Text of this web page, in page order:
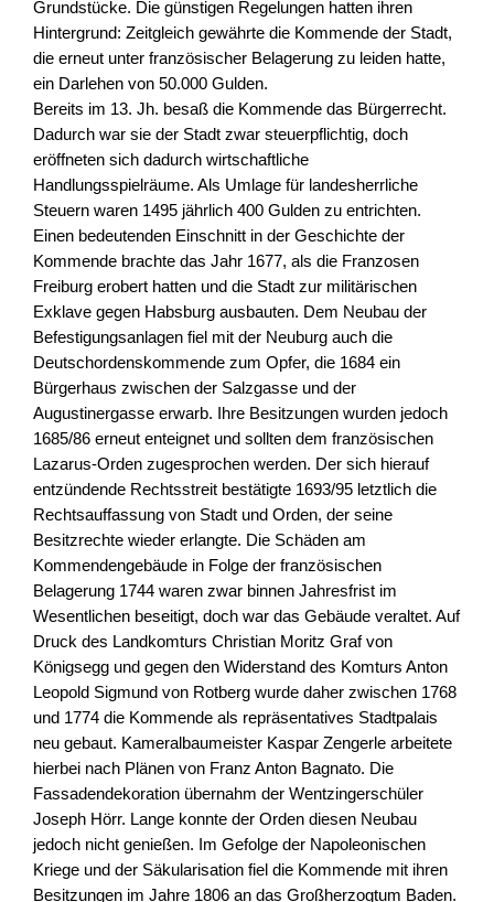
Grundstücke. Die günstigen Regelungen hatten ihren
Hintergrund: Zeitgleich gewährte die Kommende der Stadt,
die erneut unter französischer Belagerung zu leiden hatte,
ein Darlehen von 50.000 Gulden.
Bereits im 13. Jh. besaß die Kommende das Bürgerrecht.
Dadurch war sie der Stadt zwar steuerpflichtig, doch
eröffneten sich dadurch wirtschaftliche
Handlungsspielräume. Als Umlage für landesherrliche
Steuern waren 1495 jährlich 400 Gulden zu entrichten.
Einen bedeutenden Einschnitt in der Geschichte der
Kommende brachte das Jahr 1677, als die Franzosen
Freiburg erobert hatten und die Stadt zur militärischen
Exklave gegen Habsburg ausbauten. Dem Neubau der
Befestigungsanlagen fiel mit der Neuburg auch die
Deutschordenskommende zum Opfer, die 1684 ein
Bürgerhaus zwischen der Salzgasse und der
Augustinergasse erwarb. Ihre Besitzungen wurden jedoch
1685/86 erneut enteignet und sollten dem französischen
Lazarus-Orden zugesprochen werden. Der sich hierauf
entzündende Rechtsstreit bestätigte 1693/95 letztlich die
Rechtsauffassung von Stadt und Orden, der seine
Besitzrechte wieder erlangte. Die Schäden am
Kommendengebäude in Folge der französischen
Belagerung 1744 waren zwar binnen Jahresfrist im
Wesentlichen beseitigt, doch war das Gebäude veraltet. Auf
Druck des Landkomturs Christian Moritz Graf von
Königsegg und gegen den Widerstand des Komturs Anton
Leopold Sigmund von Rotberg wurde daher zwischen 1768
und 1774 die Kommende als repräsentatives Stadtpalais
neu gebaut. Kameralbaumeister Kaspar Zengerle arbeitete
hierbei nach Plänen von Franz Anton Bagnato. Die
Fassadendekoration übernahm der Wentzingerschüler
Joseph Hörr. Lange konnte der Orden diesen Neubau
jedoch nicht genießen. Im Gefolge der Napoleonischen
Kriege und der Säkularisation fiel die Kommende mit ihren
Besitzungen im Jahre 1806 an das Großherzogtum Baden.